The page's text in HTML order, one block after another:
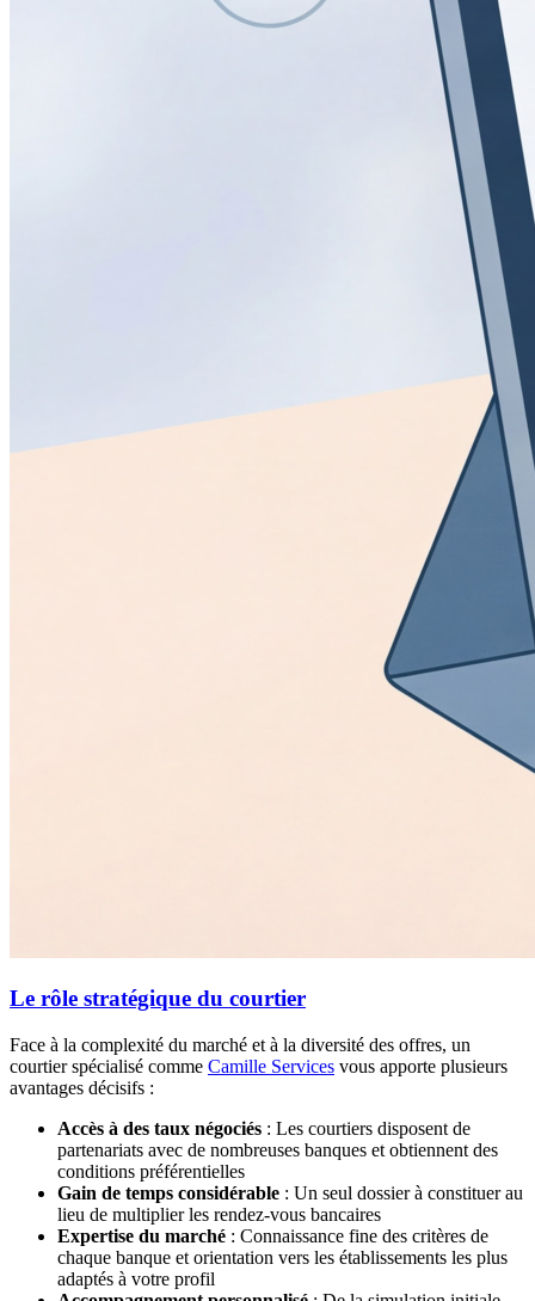
Le rôle stratégique du courtier
Face à la complexité du marché et à la diversité des offres, un
courtier spécialisé comme Camille Services vous apporte plusieurs
avantages décisifs :
Accès à des taux négociés : Les courtiers disposent de
partenariats avec de nombreuses banques et obtiennent des
conditions préférentielles
Gain de temps considérable : Un seul dossier à constituer au
lieu de multiplier les rendez-vous bancaires
Expertise du marché : Connaissance fine des critères de
chaque banque et orientation vers les établissements les plus
adaptés à votre profil